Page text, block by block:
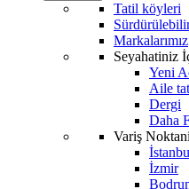
Tatil köyleri
Markalarımız
Seyahatiniz
Yeni
Aile
Dergi
Daha
Variş
İzmir